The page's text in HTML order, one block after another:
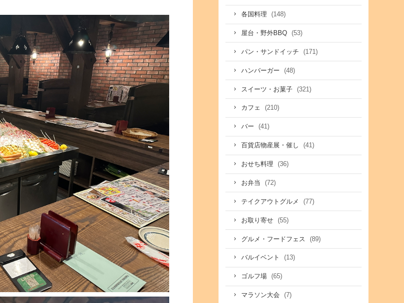
各国料理 (148)
屋台・野外BBQ (53)
パン・サンドイッチ (171)
ハンバーガー (48)
スイーツ・お菓子 (321)
カフェ (210)
バー (41)
百貨店物産展・催し (41)
おせち料理 (36)
お弁当 (72)
テイクアウトグルメ (77)
お取り寄せ (55)
グルメ・フードフェス (89)
バルイベント (13)
ゴルフ場 (65)
マラソン大会 (7)